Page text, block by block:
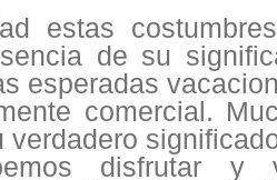
estas
de su
esperadas
comercial.
verdadero
disfrutar y